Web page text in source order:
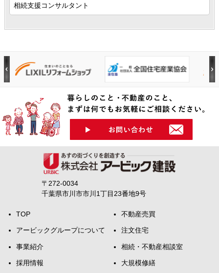
相続支援コンサルタント
〒272-0034
千葉県市川市市川1丁目23番地9号
TOP
アービックグループについて
事業紹介
採用情報
不動産売買
注文住宅
相続・不動産相談室
大規模修繕